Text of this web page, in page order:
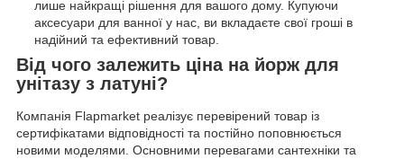
лише найкращі рішення для вашого дому. Купуючи
аксесуари для ванної у нас, ви вкладаєте свої гроші в
надійний та ефективний товар.
Від чого залежить ціна на йорж для
унітазу з латуні?
Компанія Flapmarket реалізує перевірений товар із
сертифікатами відповідності та постійно поповнюється
новими моделями. Основними перевагами сантехніки та